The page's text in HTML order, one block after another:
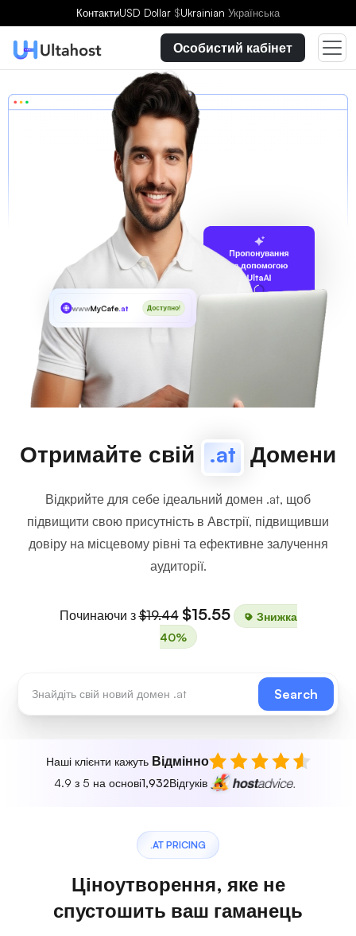
КонтактиUSD Dollar $Ukrainian Українська
Особистий кабінет
Пропонування
за допомогою
UltaAI
wwwMyCafe.at Доступно!
Отримайте свій .at Домени
Відкрийте для себе ідеальний домен .at, щоб
підвищити свою присутність в Австрії, підвищивши
довіру на місцевому рівні та ефективне залучення
аудиторії.
Починаючи з$19.44 $15.55
Знижка
40%
Search
Наші клієнти кажуть Відмінно
4.9 з 5 на основі1,932Відгуків
.AT PRICING
Ціноутворення, яке не
спустошить ваш гаманець